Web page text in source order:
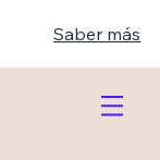
Saber más